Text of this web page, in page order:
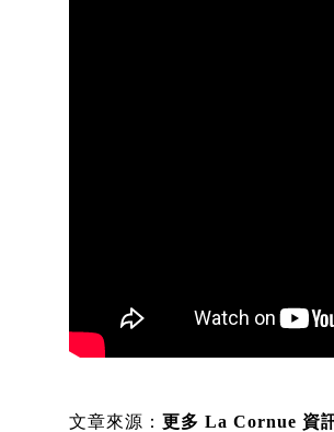
文章來源： 更多 La Cornue 資